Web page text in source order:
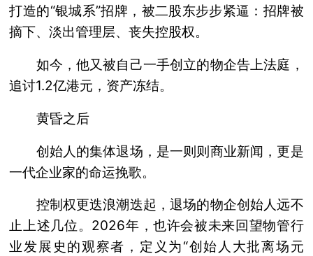
打造的“银城系”招牌，被二股东步步紧逼：招牌被
摘下、淡出管理层、丧失控股权。
如今，他又被自己一手创立的物企告上法庭，
追讨1.2亿港元，资产冻结。
黄昏之后
创始人的集体退场，是一则则商业新闻，更是
一代企业家的命运挽歌。
控制权更迭浪潮迭起，退场的物企创始人远不
止上述几位。2026年，也许会被未来回望物管行
业发展史的观察者，定义为“创始人大批离场元